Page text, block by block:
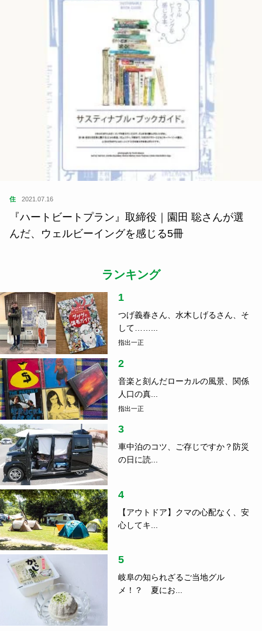
住 2021.07.16
『ハートビートプラン』取締役｜園田 聡さんが選
んだ、ウェルビーイングを感じる5冊
ランキング
1
つげ義春さん、水木しげるさん、そ
して……...
指出一正
2
音楽と刻んだローカルの風景、関係
人口の真...
指出一正
3
車中泊のコツ、ご存じですか？防災
の日に読...
4
【アウトドア】クマの心配なく、安
心してキ...
5
岐阜の知られざるご当地グル
メ！？ 夏にお...